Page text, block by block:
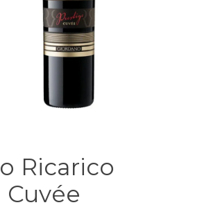
Ricarico